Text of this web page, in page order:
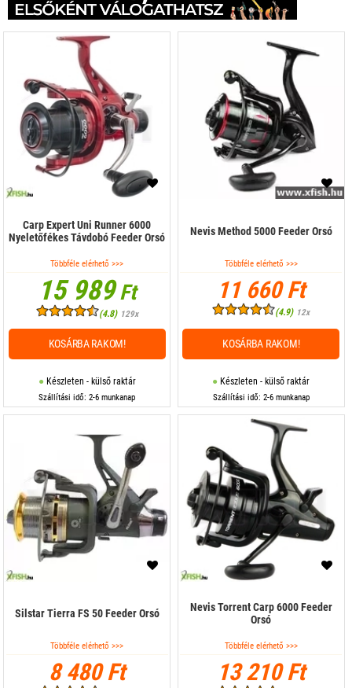
Carp Expert Uni Runner 6000
Nyeletőfékes Távdobó Feeder Orsó
Többféle elérhető >>>
15 989Ft
(4.8) 129x
Készleten - külső raktár
Szállítási idő: 2-6 munkanap
KOSÁRBA RAKOM!
Nevis Method 5000 Feeder Orsó
Többféle elérhető >>>
11 660 Ft
(4.9) 12x
Készleten - külső raktár
Szállítási idő: 2-6 munkanap
KOSÁRBA RAKOM!
Silstar Tierra FS 50 Feeder Orsó
Többféle elérhető >>>
8 480 Ft
Nevis Torrent Carp 6000 Feeder
Orsó
Többféle elérhető >>>
13 210 Ft